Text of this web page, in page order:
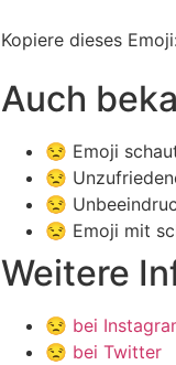
Kopiere dieses Emoji:
Auch
😒 Emoji
😒
😒
😒 Emoji mit
Weitere
😒 bei
😒 bei Twitter